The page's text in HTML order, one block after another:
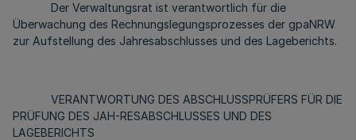
Der Verwaltungsrat ist verantwortlich für die
Überwachung des Rechnungslegungsprozesses der gpaNRW
zur Aufstellung des Jahresabschlusses und des Lageberichts.
VERANTWORTUNG DES ABSCHLUSSPRÜFERS FÜR DIE
PRÜFUNG DES JAH-RESABSCHLUSSES UND DES
LAGEBERICHTS